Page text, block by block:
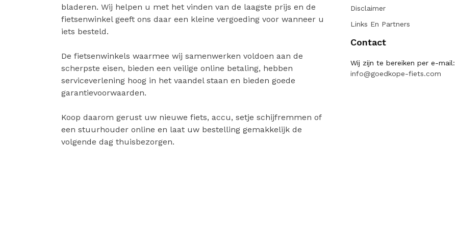
bladeren. Wij helpen u met het vinden van de laagste prijs en de
fietsenwinkel geeft ons daar een kleine vergoeding voor wanneer u
iets besteld.
De fietsenwinkels waarmee wij samenwerken voldoen aan de
scherpste eisen, bieden een veilige online betaling, hebben
serviceverlening hoog in het vaandel staan en bieden goede
garantievoorwaarden.
Koop daarom gerust uw nieuwe fiets, accu, setje schijfremmen of
een stuurhouder online en laat uw bestelling gemakkelijk de
volgende dag thuisbezorgen.
Disclaimer
Links En Partners
Contact
Wij zijn te bereiken per e-mail:
info@goedkope-fiets.com